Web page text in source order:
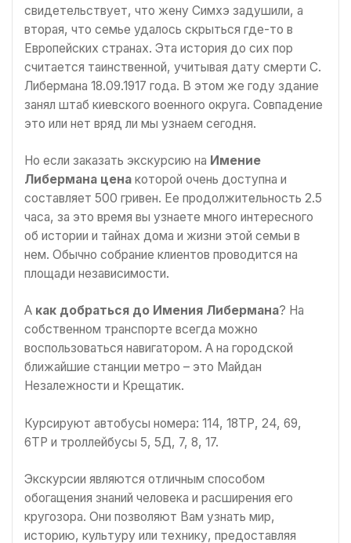
свидетельствует, что жену Симхэ задушили, а
вторая, что семье удалось скрыться где-то в
Европейских странах. Эта история до сих пор
считается таинственной, учитывая дату смерти С.
Либермана 18.09.1917 года. В этом же году здание
занял штаб киевского военного округа. Совпадение
это или нет вряд ли мы узнаем сегодня.
Но если заказать экскурсию на Имение
Либермана цена которой очень доступна и
составляет 500 гривен. Ее продолжительность 2.5
часа, за это время вы узнаете много интересного
об истории и тайнах дома и жизни этой семьи в
нем. Обычно собрание клиентов проводится на
площади независимости.
А как добраться до Имения Либермана? На
собственном транспорте всегда можно
воспользоваться навигатором. А на городской
ближайшие станции метро – это Майдан
Незалежности и Крещатик.
Курсируют автобусы номера: 114, 18ТР, 24, 69,
6ТР и троллейбусы 5, 5Д, 7, 8, 17.
Экскурсии являются отличным способом
обогащения знаний человека и расширения его
кругозора. Они позволяют Вам узнать мир,
историю, культуру или технику, предоставляя